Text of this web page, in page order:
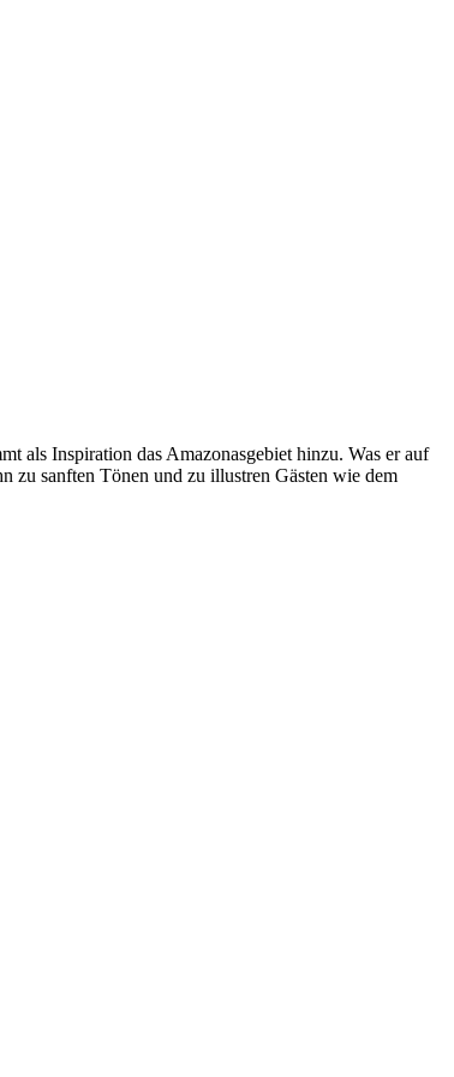
als Inspiration das Amazonasgebiet hinzu. Was er auf
zu sanften Tönen und zu illustren Gästen wie dem